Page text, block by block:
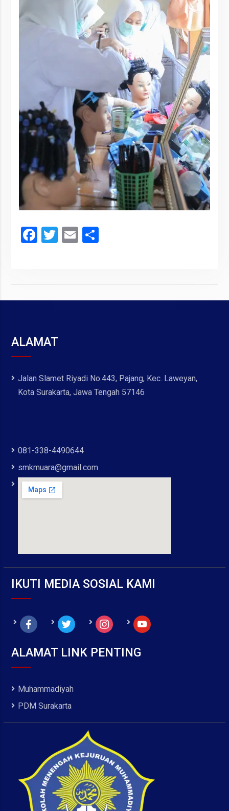
Facebook
Twitter
EmailShare
ALAMAT
Jalan Slamet Riyadi No.443, Pajang, Kec. Laweyan,
Kota Surakarta, Jawa Tengah 57146
081-338-4490644
smkmuara@gmail.com
IKUTI MEDIA SOSIAL KAMI
facebook twitter instagram youtube
ALAMAT LINK PENTING
Muhammadiyah
PDM Surakarta